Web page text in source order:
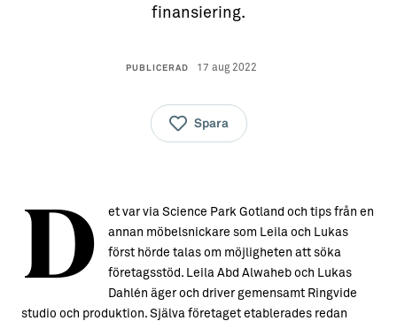
Barn & Familj
finansiering.
PUBLICERAD 17 aug 2022
Spara
D
et var via Science Park Gotland och tips från en
annan möbelsnickare som Leila och Lukas
först hörde talas om möjligheten att söka
företagsstöd. Leila Abd Alwaheb och Lukas
Dahlén äger och driver gemensamt Ringvide
studio och produktion. Själva företaget etablerades redan